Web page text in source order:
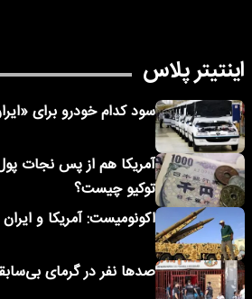
اینتیتر پلاس
سود کدام خودرو برای
آمریکا هم از پس نجات
توکیو چیست؟
اکونومیست: آمریکا و
صدها نفر در گرمای